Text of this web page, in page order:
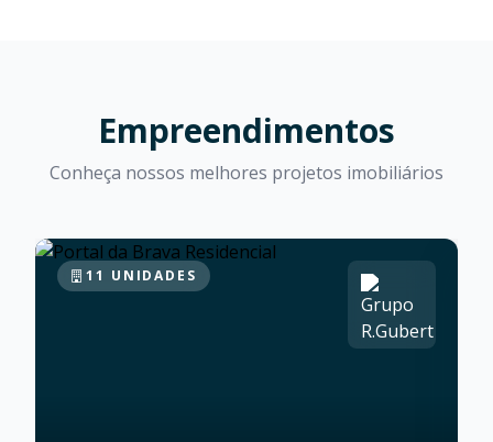
Empreendimentos
Conheça nossos melhores projetos imobiliários
11 UNIDADES